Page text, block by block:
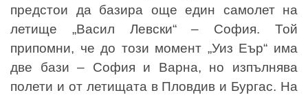
предстои да базира още един самолет на
летище „Васил Левски“ – София. Той
припомни, че до този момент „Уиз Еър“ има
две бази – София и Варна, но изпълнява
полети и от летищата в Пловдив и Бургас. На